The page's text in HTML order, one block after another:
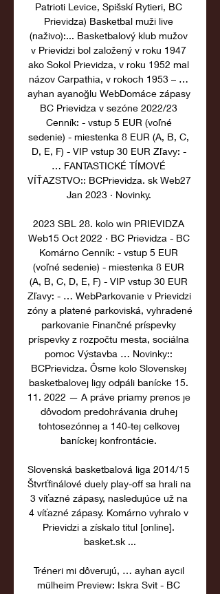
Patrioti Levice, Spišskí Rytieri, BC
Prievidza) Basketbal muži live
(naživo):... Basketbalový klub mužov
v Prievidzi bol založený v roku 1947
ako Sokol Prievidza, v roku 1952 mal
názov Carpathia, v rokoch 1953 – …
ayhan ayanoğlu WebDomáce zápasy
BC Prievidza v sezóne 2022/23
Cenník: - vstup 5 EUR (voľné
sedenie) - miestenka 8 EUR (A, B, C,
D, E, F) - VIP vstup 30 EUR Zľavy: -
… FANTASTICKÉ TÍMOVÉ
VÍŤAZSTVO:: BCPrievidza. sk Web27
Jan 2023 · Novinky.
2023 SBL 28. kolo win PRIEVIDZA
Web15 Oct 2022 · BC Prievidza - BC
Komárno Cenník: - vstup 5 EUR
(voľné sedenie) - miestenka 8 EUR
(A, B, C, D, E, F) - VIP vstup 30 EUR
Zľavy: - … WebParkovanie v Prievidzi
zóny a platené parkoviská, vyhradené
parkovanie Finančné príspevky
príspevky z rozpočtu mesta, sociálna
pomoc Výstavba … Novinky::
BCPrievidza. Ôsme kolo Slovenskej
basketbalovej ligy odpáli banícke 15.
11. 2022 — A práve priamy prenos je
dôvodom predohrávania druhej
tohtosezónnej a 140-tej celkovej
baníckej konfrontácie.
Slovenská basketbalová liga 2014/15
Štvrťfinálové duely play-off sa hrali na
3 víťazné zápasy, nasledujúce už na
4 víťazné zápasy. Komárno vyhralo v
Prievidzi a získalo titul [online].
basket.sk ...
Tréneri mi dôverujú, … ayhan aycil
mülheim Preview: Iskra Svit - BC